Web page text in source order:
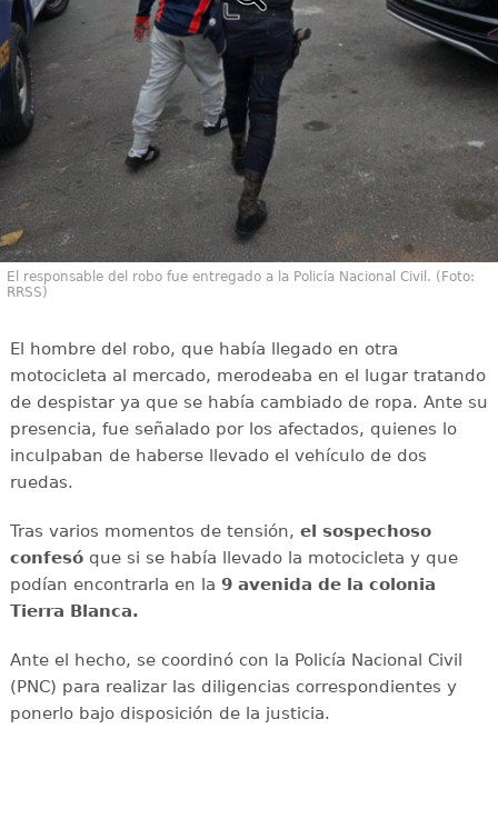
El responsable del robo fue entregado a la Policía Nacional Civil. (Foto:
RRSS)
El hombre del robo, que había llegado en otra
motocicleta al mercado, merodeaba en el lugar tratando
de despistar ya que se había cambiado de ropa. Ante su
presencia, fue señalado por los afectados, quienes lo
inculpaban de haberse llevado el vehículo de dos
ruedas.
Tras varios momentos de tensión, el sospechoso
confesóque si se había llevado la motocicleta y que
podían encontrarla en la 9 avenida de la colonia
Tierra Blanca.
Ante el hecho, se coordinó con la Policía Nacional Civil
(PNC) para realizar las diligencias correspondientes y
ponerlo bajo disposición de la justicia.